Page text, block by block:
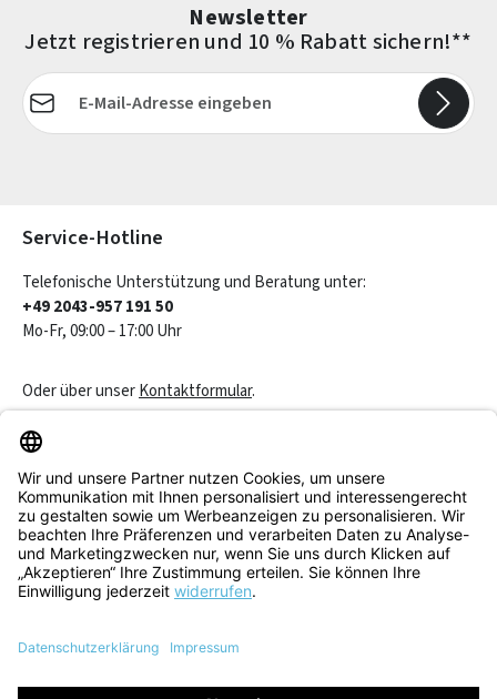
Newsletter
Jetzt registrieren und 10 % Rabatt sichern!**
E-Mail-Adresse*
Service-Hotline
Telefonische Unterstützung und Beratung unter:
+49 2043-957 191 50
Mo-Fr, 09:00 – 17:00 Uhr
Oder über unserKontaktformular.
Service & Beratung
Informationen